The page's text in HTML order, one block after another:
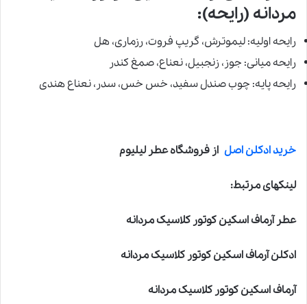
مردانه (رایحه):
رایحه اولیه: لیموترش، گریپ فروت، رزماری، هل
رایحه میانی: جوز، زنجبیل، نعناع، صمغ کندر
رایحه پایه: چوب صندل سفید، خس خس، سدر، نعناع هندی
خرید ادکلن اصل از فروشگاه عطر لیلیوم
لینکهای مرتبط:
عطر آرماف اسکین کوتور کلاسیک مردانه
ادکلن آرماف اسکین کوتور کلاسیک مردانه
آرماف اسکین کوتور کلاسیک مردانه